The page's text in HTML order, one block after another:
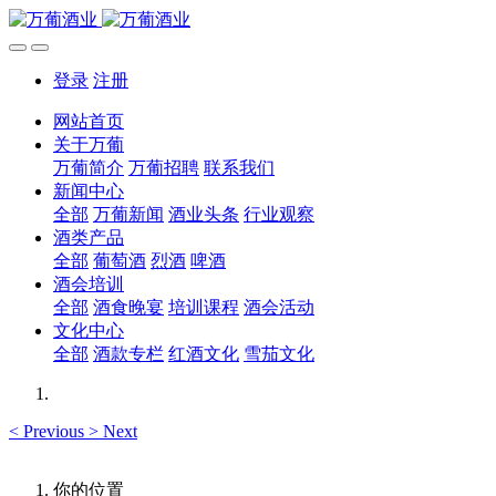
登录 注册
网站首页
关于万葡
万葡简介 万葡招聘 联系我们
新闻中心
全部 万葡新闻 酒业头条 行业观察
酒类产品
全部 葡萄酒 烈酒 啤酒
酒会培训
全部 酒食晚宴 培训课程 酒会活动
文化中心
全部 酒款专栏 红酒文化 雪茄文化
< Previous > Next
你的位置